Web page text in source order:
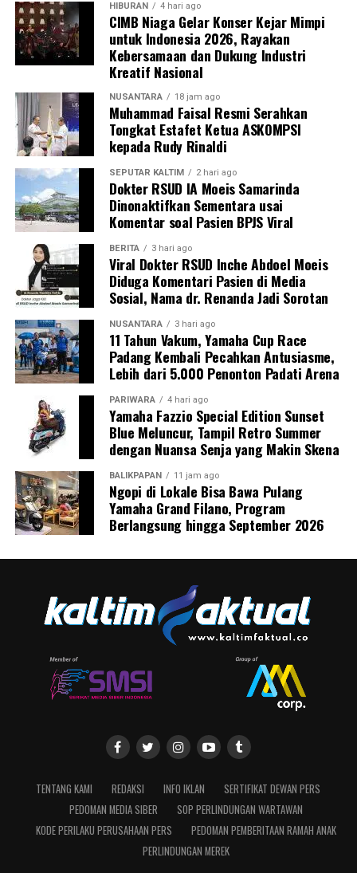
HIBURAN 4 hari ago
CIMB Niaga Gelar Konser Kejar Mimpi
untuk Indonesia 2026, Rayakan
Kebersamaan dan Dukung Industri
Kreatif Nasional
NUSANTARA 18 jam ago
Muhammad Faisal Resmi Serahkan
Tongkat Estafet Ketua ASKOMPSI
kepada Rudy Rinaldi
SEPUTAR KALTIM 2 hari ago
Dokter RSUD IA Moeis Samarinda
Dinonaktifkan Sementara usai
Komentar soal Pasien BPJS Viral
BERITA 3 hari ago
Viral Dokter RSUD Inche Abdoel Moeis
Diduga Komentari Pasien di Media
Sosial, Nama dr. Renanda Jadi Sorotan
NUSANTARA 3 hari ago
11 Tahun Vakum, Yamaha Cup Race
Padang Kembali Pecahkan Antusiasme,
Lebih dari 5.000 Penonton Padati Arena
PARIWARA 4 hari ago
Yamaha Fazzio Special Edition Sunset
Blue Meluncur, Tampil Retro Summer
dengan Nuansa Senja yang Makin Skena
BALIKPAPAN 11 jam ago
Ngopi di Lokale Bisa Bawa Pulang
Yamaha Grand Filano, Program
Berlangsung hingga September 2026
TENTANG KAMI REDAKSI INFO IKLAN
SERTIFIKAT DEWAN PERS
PEDOMAN MEDIA SIBER
SOP PERLINDUNGAN WARTAWAN
KODE PERILAKU PERUSAHAAN PERS
PEDOMAN PEMBERITAAN RAMAH ANAK
PERLINDUNGAN MEREK